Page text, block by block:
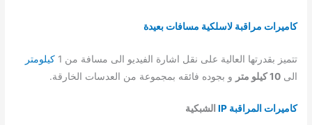
كاميرات مراقبة لاسلكية مسافات بعيدة
تتميز بقدرتها العالية على نقل اشارة الفيديو الى مسافة من 1
كيلومتر
الى10 كيلو متر و بجوده فائقه بمجموعة من العدسات الخارقة.
كاميرات المراقبة IP الشبكية